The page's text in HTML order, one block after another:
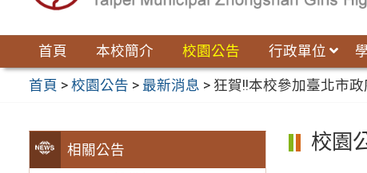
首頁 本校簡介 校園公告 行政單位
首頁 >校園公告 > 最新消息 > 狂賀!!本校參加臺北市
相關公告
校園